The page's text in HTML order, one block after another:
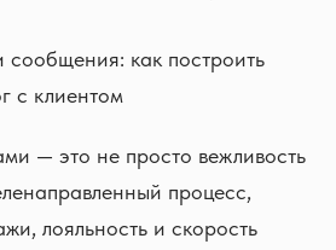
сообщения: как построить
с клиентом
— это не просто вежливость
процесс,
лояльность и скорость